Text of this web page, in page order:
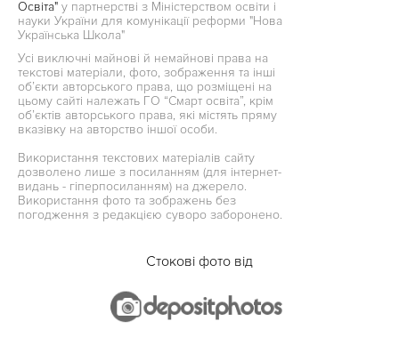
Освіта" у партнерстві з Міністерством освіти і
науки України для комунікації реформи "Нова
Українська Школа"
Усі виключні майнові й немайнові права на
текстові матеріали, фото, зображення та інші
об’єкти авторського права, що розміщені на
цьому сайті належать ГО “Смарт освіта”, крім
об’єктів авторського права, які містять пряму
вказівку на авторство іншої особи.
Використання текстових матеріалів сайту
дозволено лише з посиланням (для інтернет-
видань - гіперпосиланням) на джерело.
Використання фото та зображень без
погодження з редакцією суворо заборонено.
Стокові фото від